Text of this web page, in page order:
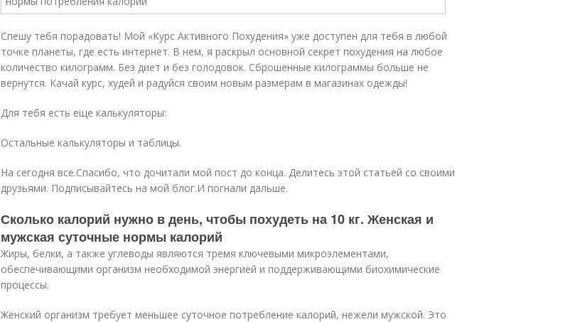
Спешу тебя порадовать! Мой «Курс Активного Похудения» уже доступен для тебя в любой
точке планеты, где есть интернет. В нем, я раскрыл основной секрет похудения на любое
количество килограмм. Без диет и без голодовок. Сброшенные килограммы больше не
вернутся. Качай курс, худей и радуйся своим новым размерам в магазинах одежды!
Для тебя есть еще калькуляторы:
Остальные калькуляторы и таблицы.
На сегодня все.Спасибо, что дочитали мой пост до конца. Делитесь этой статьей со своими
друзьями. Подписывайтесь на мой блог.И погнали дальше.
Сколько калорий нужно в день, чтобы похудеть на 10 кг. Женская и
мужская суточные нормы калорий
Жиры, белки, а также углеводы являются тремя ключевыми микроэлементами,
обеспечивающими организм необходимой энергией и поддерживающими биохимические
процессы.
Женский организм требует меньшее суточное потребление калорий, нежели мужской. Это